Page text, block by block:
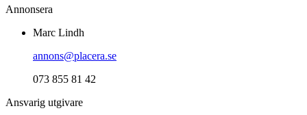
Annonsera
Marc Lindh
annons@placera.se
073 855 81 42
Ansvarig utgivare